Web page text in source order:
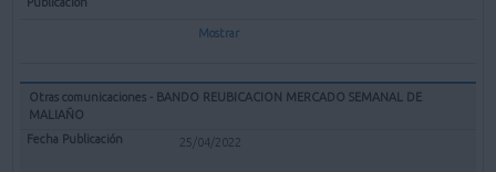
Mostrar
Otras comunicaciones - BANDO REUBICACION MERCADO SEMANAL DE
MALIAÑO
25/04/2022